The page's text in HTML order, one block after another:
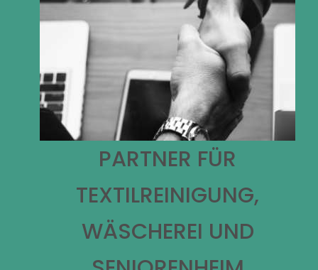
PARTNER FÜR
TEXTILREINIGUNG,
WÄSCHEREI UND